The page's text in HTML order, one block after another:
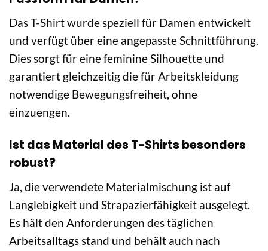
Das T-Shirt wurde speziell für Damen entwickelt
und verfügt über eine angepasste Schnittführung.
Dies sorgt für eine feminine Silhouette und
garantiert gleichzeitig die für Arbeitskleidung
notwendige Bewegungsfreiheit, ohne
einzuengen.
Ist das Material des T-Shirts besonders
robust?
Ja, die verwendete Materialmischung ist auf
Langlebigkeit und Strapazierfähigkeit ausgelegt.
Es hält den Anforderungen des täglichen
Arbeitsalltags stand und behält auch nach